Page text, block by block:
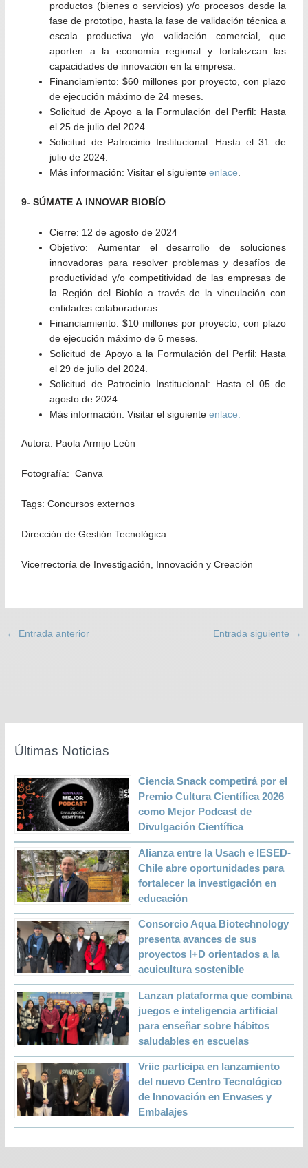
productos (bienes o servicios) y/o procesos desde la
fase de prototipo, hasta la fase de validación técnica a
escala productiva y/o validación comercial, que
aporten a la economía regional y fortalezcan las
capacidades de innovación en la empresa.
Financiamiento:$60 millones por proyecto, con plazo
de ejecución máximo de 24 meses.
Solicitud de Apoyo a la Formulación del Perfil: Hasta
el 25 de julio del 2024.
Solicitud de Patrocinio Institucional:
Hasta el 31 de
julio de 2024.
Más información:Visitar el siguienteenlace.
9- SÚMATE A INNOVAR BIOBÍO
Cierre: 12 de agosto de 2024
Objetivo: Aumentar el desarrollo de soluciones
innovadoras para resolver problemas y desafíos de
productividad y/o competitividad de las empresas de
la Región del Biobío a través de la vinculación con
entidades colaboradoras.
Financiamiento:$10 millones por proyecto, con plazo
de ejecución máximo de 6 meses.
Solicitud de Apoyo a la Formulación del Perfil: Hasta
el 29 de julio del 2024.
Solicitud de Patrocinio Institucional: Hasta el 05 de
agosto de 2024.
Más información:Visitar el siguienteenlace
Autora: Paola Armijo León
Fotografía: Canva
Tags: Concursos externos
Dirección de Gestión Tecnológica
Vicerrectoría de Investigación, Innovación y Creación
← Entrada anterior Entrada siguiente →
Últimas Noticias
Ciencia Snack competirá por el
Premio Cultura Científica 2026
como Mejor Podcast de
Divulgación Científica
Alianza entre la Usach e IESED-
Chile abre oportunidades para
fortalecer la investigación en
educación
Consorcio Aqua Biotechnology
presenta avances de sus
proyectos I+D orientados a la
acuicultura sostenible
Lanzan plataforma que combina
juegos e inteligencia artificial
para enseñar sobre hábitos
saludables en escuelas
Vriic participa en lanzamiento
del nuevo Centro Tecnológico
de Innovación en Envases y
Embalajes